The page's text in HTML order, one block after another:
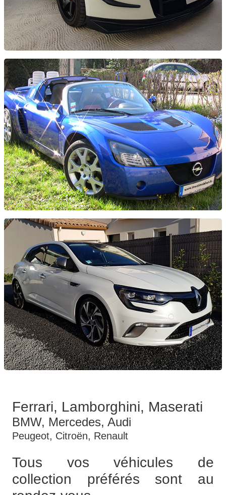
Ferrari, Lamborghini, Maserati
BMW, Mercedes, Audi
Peugeot, Citroën, Renault
Tous vos véhicules de
collection préférés sont au